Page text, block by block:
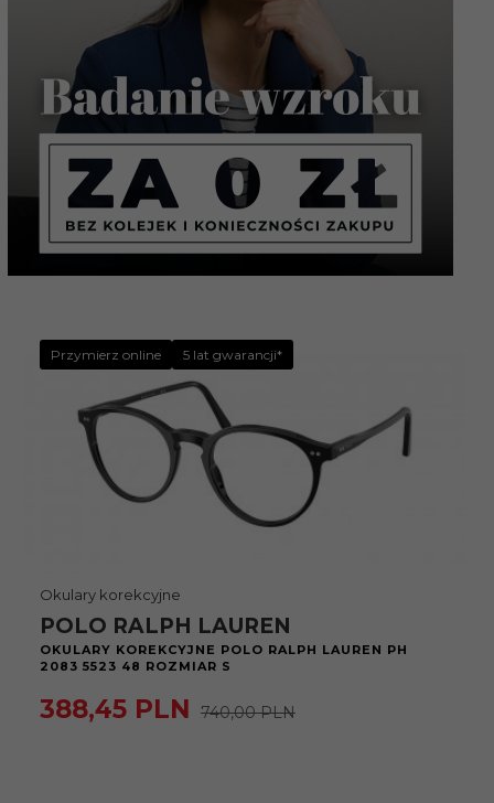
Przymierz online 5 lat gwarancji*
Okulary korekcyjne
POLO RALPH LAUREN
OKULARY KOREKCYJNE POLO RALPH LAUREN PH
2083 5523 48 ROZMIAR S
388,45 PLN 740,00 PLN